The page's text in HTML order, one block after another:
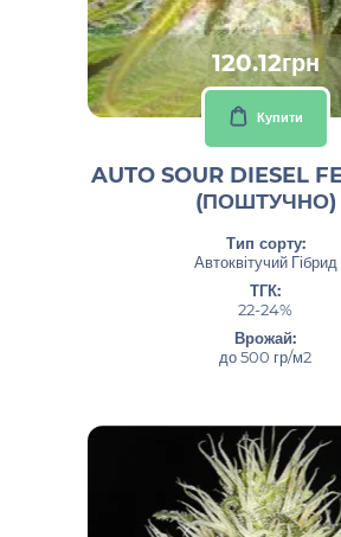
120.12грн
Купити
AUTO SOUR DIESEL
(ПОШТУЧНО)
Тип сорту:
Автоквітучий Гібрид
ТГК:
22-24%
Врожай:
до 500 гр/м2